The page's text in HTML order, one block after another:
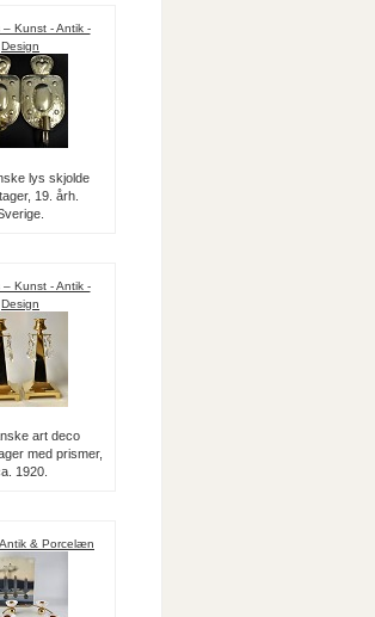
Kunst - Antik -
Design
lys skjolde
19. årh.
Kunst - Antik -
Design
art deco
med prismer,
1920.
& Porcelæn